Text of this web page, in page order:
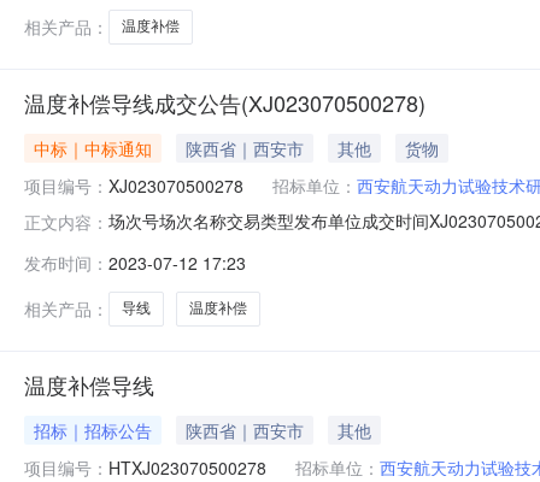
相关产品：
温度补偿
温度补偿导线成交公告(XJ023070500278)
中标｜中标通知 陕西省｜西安市 其他
货物
项目编号： XJ023070500278 招标单位： 西安航天动力试验技术
正文内容： 场次号场次名称交易类型发布单位成交时间
发布时间： 2023-07-12 17:23
相关产品：
导线 温度补偿
温度补偿导线
招标｜招标公告 陕西省｜西安市
其他
项目编号： HTXJ023070500278 招标单位： 西安航天动力试验技